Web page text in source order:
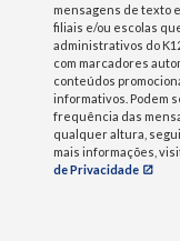
mensagens de texto
filiais e/ou escolas
administrativos do
com marcadores
conteúdos
informativos. Podem
frequência das
qualquer altura,
mais informações,
de Privacidade